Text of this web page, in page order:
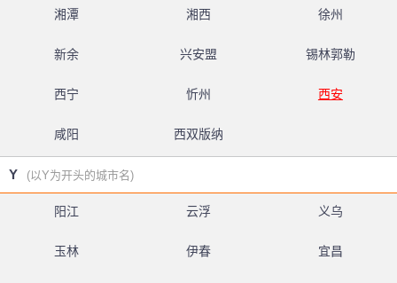
湘潭 湘西 徐州
新余 兴安盟 锡林郭勒
西宁 忻州 西安
咸阳 西双版纳
Y (以Y为开头的城市名)
阳江 云浮 义乌
玉林 伊春 宜昌